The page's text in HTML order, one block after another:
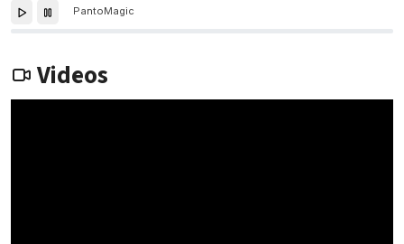
PantoMagic
Videos